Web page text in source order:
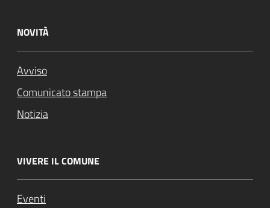
NOVITÀ
Avviso
Comunicato stampa
Notizia
VIVERE IL COMUNE
Eventi